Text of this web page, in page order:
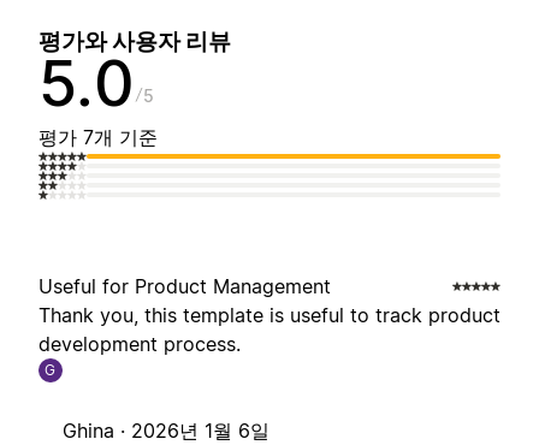
평가와 사용자 리뷰
5.0 5
평가 7개 기준
Useful for Product Management
Thank you, this template is useful to track product
development process.
G
Ghina · 2026년 1월 6일